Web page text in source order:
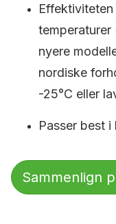
temperaturer
nyere
nordiske
-25°C eller
Passer best
Sammenlign